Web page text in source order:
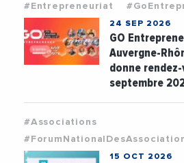
#Entrepreneuriat
24 SEP 2026
GO
Auvergne-
donne
septembre
#Associations
15 OCT 2026